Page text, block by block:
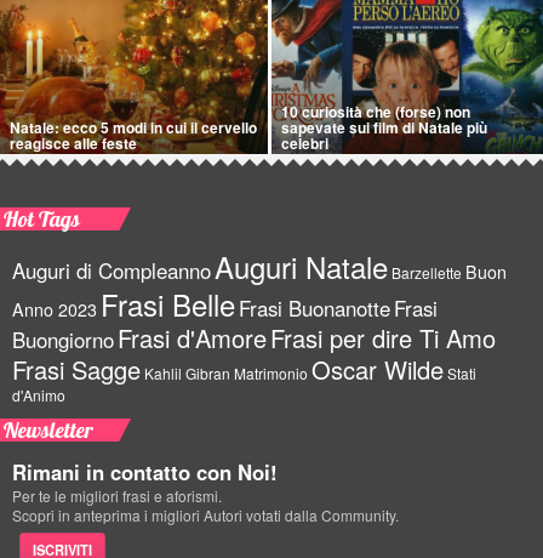
Natale: ecco 5 modi in cui il cervello
reagisce alle feste
10 curiosità che (forse) non
sapevate sui film di Natale più
celebri
Hot Tags
Auguri di CompleannoAuguri Natale Barzellette Buon
Anno 2023 Frasi BelleFrasi BuonanotteFrasi
BuongiornoFrasi d'AmoreFrasi per dire Ti Amo
Frasi Sagge Kahlil Gibran Matrimonio Oscar WildeStati
d'Animo
Newsletter
Rimani in contatto con Noi!
Per te le migliori frasi e aforismi.
Scopri in anteprima i migliori Autori votati dalla Community.
ISCRIVITI